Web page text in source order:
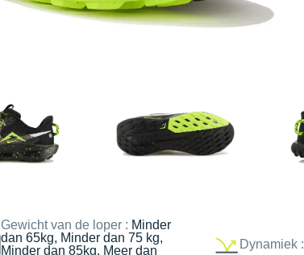
Gewicht van de loper : Minder
dan 65kg, Minder dan 75 kg,
Minder dan 85kg, Meer dan
Dynamiek :